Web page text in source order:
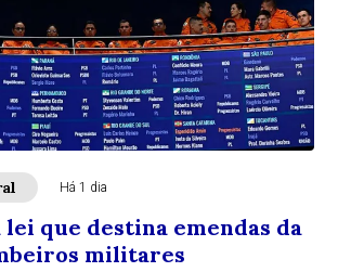
Há 1 dia
lei que destina emendas da
militares